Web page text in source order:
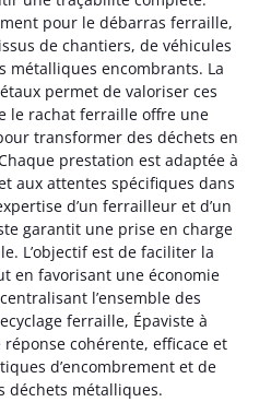
pour le débarras ferraille,
de chantiers, de véhicules
métalliques encombrants. La
permet de valoriser ces
le rachat ferraille offre une
transformer des déchets en
prestation est adaptée à
aux attentes spécifiques dans
d’un ferrailleur et d’un
garantit une prise en charge
L’objectif est de faciliter la
en favorisant une économie
l’ensemble des
ferraille, Épaviste à
cohérente, efficace et
d’encombrement et de
déchets métalliques.